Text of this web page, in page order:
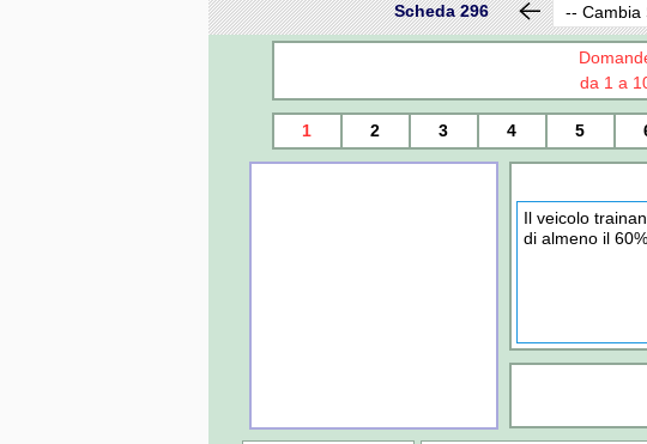
Scheda 296
da 1 a
1 2 3 4 5
Il veicolo
di almeno il